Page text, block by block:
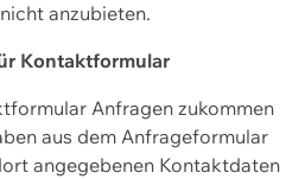
anzubieten.
Kontaktformular
Anfragen zukommen
aus dem Anfrageformular
angegebenen Kontaktdaten